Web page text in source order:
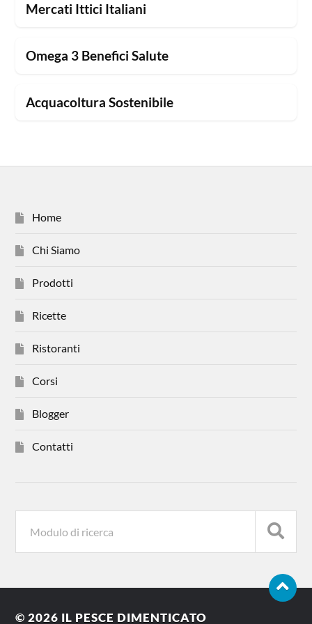
Mercati Ittici Italiani
Omega 3 Benefici Salute
Acquacoltura Sostenibile
Home
Chi Siamo
Prodotti
Ricette
Ristoranti
Corsi
Blogger
Contatti
© 2026 IL PESCE DIMENTICATO